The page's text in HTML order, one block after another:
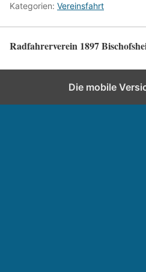
Kategorien: Vereinsfahrt
Radfahrerverein 1897
Die mobile